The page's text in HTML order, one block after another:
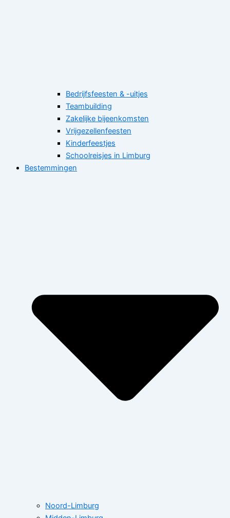
Bedrijfsfeesten & -uitjes
Teambuilding
Zakelijke bijeenkomsten
Vrijgezellenfeesten
Kinderfeestjes
Schoolreisjes in Limburg
Bestemmingen
Noord-Limburg